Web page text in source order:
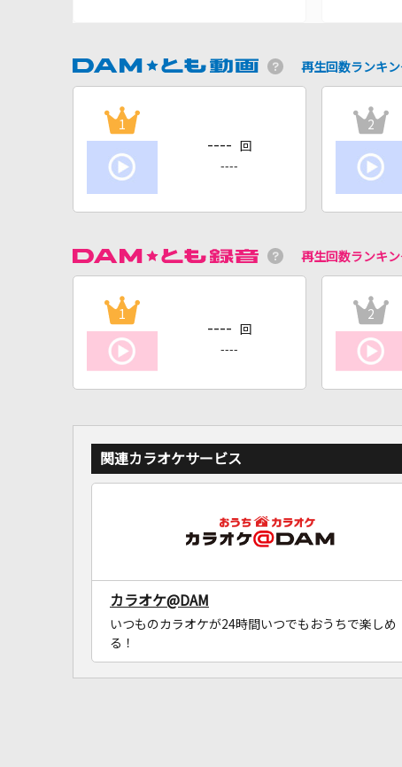
再生回数ランキ
1
---- 回
----
2
再生回数ランキ
1
---- 回
----
2
関連カラオケサービス
カラオケ@DAM
いつものカラオケが24時間いつでもおうちで楽しめ
る！